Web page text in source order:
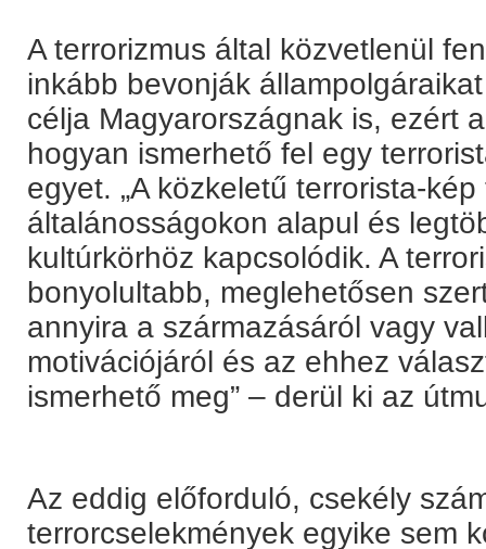
A terrorizmus által közvetlenül
inkább bevonják
célja Magyarországnak is, ezért
hogyan ismerhető fel egy
egyet. „A közkeletű terrorista-
általánosságokon alapul és
kultúrkörhöz kapcsolódik. A
bonyolultabb, meglehetősen
annyira a származásáról vagy
motivációjáról és az ehhez
ismerhető meg” – derül ki az
Az eddig előforduló, csekély
terrorcselekmények egyike sem